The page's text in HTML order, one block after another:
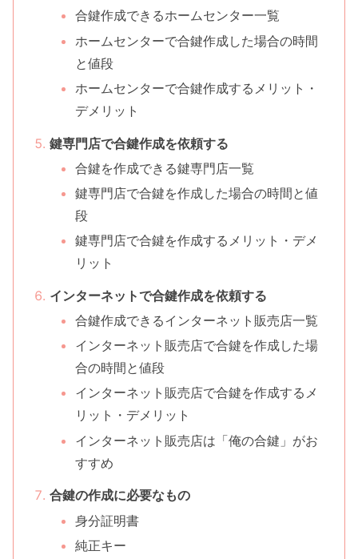
合鍵作成できるホームセンター一覧
ホームセンターで合鍵作成した場合の時間
と値段
ホームセンターで合鍵作成するメリット・
デメリット
鍵専門店で合鍵作成を依頼する
合鍵を作成できる鍵専門店一覧
鍵専門店で合鍵を作成した場合の時間と値
段
鍵専門店で合鍵を作成するメリット・デメ
リット
インターネットで合鍵作成を依頼する
合鍵作成できるインターネット販売店一覧
インターネット販売店で合鍵を作成した場
合の時間と値段
インターネット販売店で合鍵を作成するメ
リット・デメリット
インターネット販売店は「俺の合鍵」がお
すすめ
合鍵の作成に必要なもの
身分証明書
純正キー